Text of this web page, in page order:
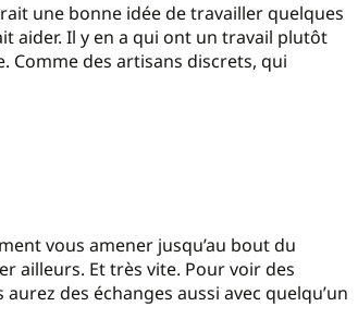
une bonne idée de travailler quelques
aider. Il y en a qui ont un travail plutôt
Comme des artisans discrets, qui
vous amener jusqu’au bout du
ailleurs. Et très vite. Pour voir des
des échanges aussi avec quelqu’un